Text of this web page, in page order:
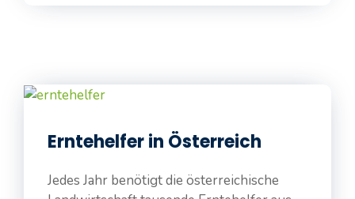
Erntehelfer in Österreich
Jedes Jahr benötigt die österreichische